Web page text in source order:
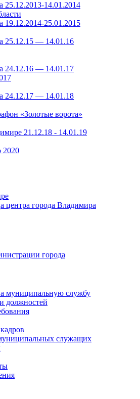
25.12.2013-14.01.2014
19.12.2014-25.01.2015
25.12.15 — 14.01.16
24.12.16 — 14.01.17
24.12.17 — 14.01.18
«Золотые ворота»
21.12.18 - 14.01.19
2020
центра города Владимира
города
муниципальную службу
должностей
служащих